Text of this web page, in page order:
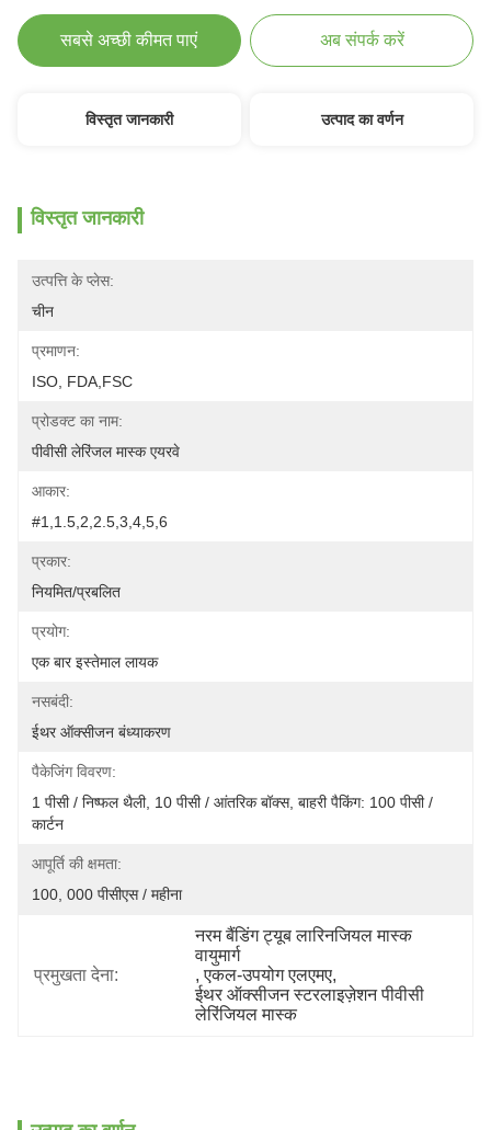
सबसे अच्छी कीमत पाएं अब संपर्क करें
विस्तृत जानकारी उत्पाद का वर्णन
विस्तृत जानकारी
उत्पत्ति के प्लेस:
चीन
प्रमाणन:
ISO, FDA,FSC
प्रोडक्ट का नाम:
पीवीसी लेरिंजल मास्क एयरवे
आकार:
#1,1.5,2,2.5,3,4,5,6
प्रकार:
नियमित/प्रबलित
प्रयोग:
एक बार इस्तेमाल लायक
नसबंदी:
ईथर ऑक्सीजन बंध्याकरण
पैकेजिंग विवरण:
1 पीसी / निष्फल थैली, 10 पीसी / आंतरिक बॉक्स, बाहरी पैकिंग: 100 पीसी /
कार्टन
आपूर्ति की क्षमता:
100, 000 पीसीएस / महीना
प्रमुखता देना:
नरम बैंडिंग ट्यूब लारिनजियल मास्क
वायुमार्ग
, एकल-उपयोग एलएमए,
ईथर ऑक्सीजन स्टरलाइज़ेशन पीवीसी
लेरिंजियल मास्क